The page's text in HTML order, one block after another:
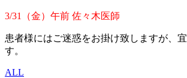
3/31（金）午前 佐々木医師
患者様にはご迷惑をお掛け致しますが、
す。
ALL